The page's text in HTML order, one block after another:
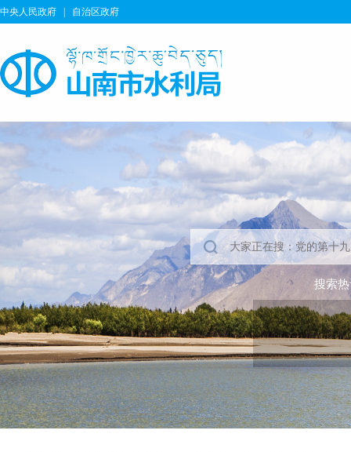
中央人民政府 自治区政府
搜索